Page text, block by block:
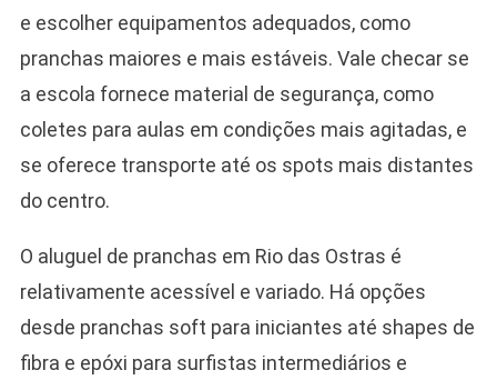
e escolher equipamentos adequados, como
pranchas maiores e mais estáveis. Vale checar se
a escola fornece material de segurança, como
coletes para aulas em condições mais agitadas, e
se oferece transporte até os spots mais distantes
do centro.
O aluguel de pranchas em Rio das Ostras é
relativamente acessível e variado. Há opções
desde pranchas soft para iniciantes até shapes de
fibra e epóxi para surfistas intermediários e